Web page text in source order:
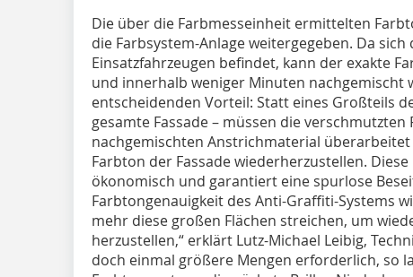
Die über die Farbmesseinheit ermittelten
die Farbsystem-Anlage weitergegeben. Da
Einsatzfahrzeugen befindet, kann der exakte
und innerhalb weniger Minuten nachgemischt
entscheidenden Vorteil: Statt eines Großteils
gesamte Fassade – müssen die
nachgemischten Anstrichmaterial
Farbton der Fassade wiederherzustellen.
ökonomisch und ga­­rantiert eine spurlose
Farbtongenauigkeit des Anti-Graffiti-Systems
mehr diese großen Flächen streichen, um
herzustellen,“ erklärt Lutz-Michael Leibig,
doch einmal größere Mengen er­­forderlich, so